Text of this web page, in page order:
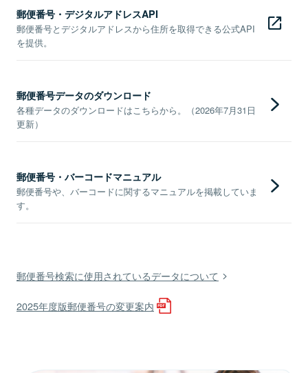
郵便番号・デジタルアドレスAPI
郵便番号とデジタルアドレスから住所を取得できる公式API
を提供。
郵便番号データのダウンロード
各種データのダウンロードはこちらから。（2026年7月31日
更新）
郵便番号・バーコードマニュアル
郵便番号や、バーコードに関するマニュアルを掲載していま
す。
郵便番号検索に使用されているデータについて
2025年度版郵便番号の変更案内